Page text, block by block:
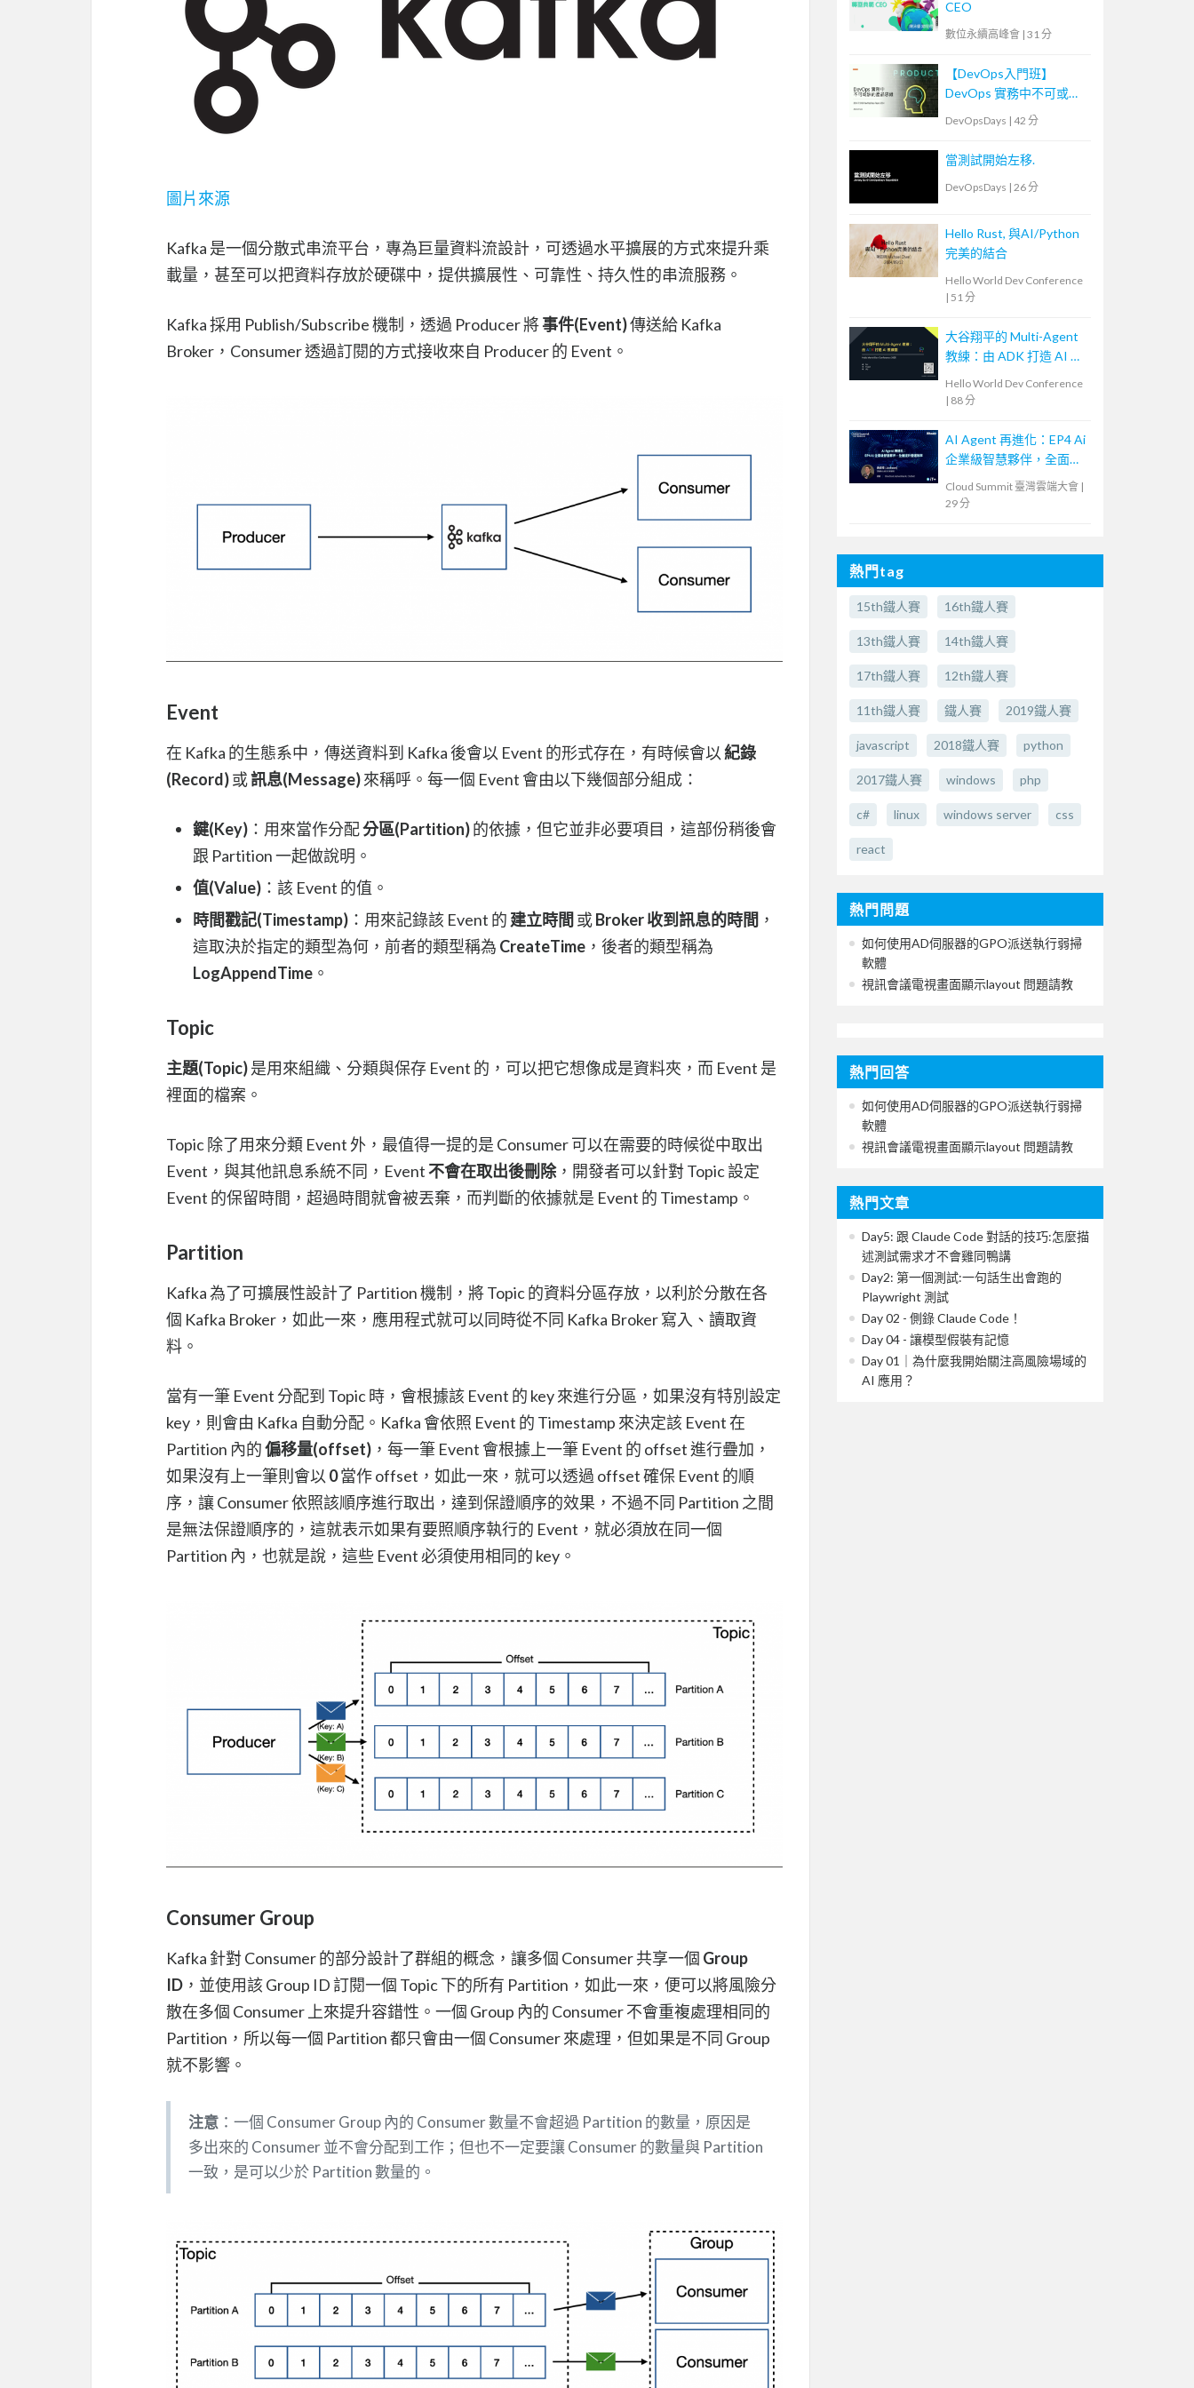
圖片來源
Kafka 是一個分散式串流平台，專為巨量資料流設計，可透過水平擴展的方式來提升乘
載量，甚至可以把資料存放於硬碟中，提供擴展性、可靠性、持久性的串流服務。
Kafka 採用 Publish/Subscribe 機制，透過 Producer 將事件(Event)傳送給 Kafka
Broker，Consumer 透過訂閱的方式接收來自 Producer 的 Event。
Event
在 Kafka 的生態系中，傳送資料到 Kafka 後會以 Event 的形式存在，有時候會以 紀錄
(Record)或訊息(Message)來稱呼。每一個 Event 會由以下幾個部分組成：
鍵(Key) ：用來當作分配分區(Partition)的依據，但它並非必要項目，這部份稍後會
跟 Partition 一起做說明。
值(Value) ：該 Event 的值。
時間戳記(Timestamp) ：用來記錄該 Event 的 建立時間 或Broker 收到訊息的時間 ，
這取決於指定的類型為何，前者的類型稱為 CreateTime ，後者的類型稱為
LogAppendTime 。
Topic
主題(Topic)是用來組織、分類與保存 Event 的，可以把它想像成是資料夾，而 Event 是
裡面的檔案。
Topic 除了用來分類 Event 外，最值得一提的是 Consumer 可以在需要的時候從中取出
Event，與其他訊息系統不同，Event不會在取出後刪除，開發者可以針對 Topic 設定
Event 的保留時間，超過時間就會被丟棄，而判斷的依據就是 Event 的 Timestamp。
Partition
Kafka 為了可擴展性設計了 Partition 機制，將 Topic 的資料分區存放，以利於分散在各
個 Kafka Broker，如此一來，應用程式就可以同時從不同 Kafka Broker 寫入、讀取資
料。
當有一筆 Event 分配到 Topic 時，會根據該 Event 的 key 來進行分區，如果沒有特別設定
key，則會由 Kafka 自動分配。Kafka 會依照 Event 的 Timestamp 來決定該 Event 在
Partition 內的偏移量(offset) ，每一筆 Event 會根據上一筆 Event 的 offset 進行疊加，
如果沒有上一筆則會以 0當作 offset，如此一來，就可以透過 offset 確保 Event 的順
序，讓 Consumer 依照該順序進行取出，達到保證順序的效果，不過不同 Partition 之間
是無法保證順序的，這就表示如果有要照順序執行的 Event，就必須放在同一個
Partition 內，也就是說，這些 Event 必須使用相同的 key。
Consumer Group
Kafka 針對 Consumer 的部分設計了群組的概念，讓多個 Consumer 共享一個 Group
ID ，並使用該 Group ID 訂閱一個 Topic 下的所有 Partition，如此一來，便可以將風險分
散在多個 Consumer 上來提升容錯性。一個 Group 內的 Consumer 不會重複處理相同的
Partition，所以每一個 Partition 都只會由一個 Consumer 來處理，但如果是不同 Group
就不影響。
注意 ：一個 Consumer Group 內的 Consumer 數量不會超過 Partition 的數量，原因是
多出來的 Consumer 並不會分配到工作；但也不一定要讓 Consumer 的數量與 Partition
一致，是可以少於 Partition 數量的。
CEO
數位永續高峰會 | 31 分
【DevOps入門班】
DevOps 實務中不可或缺
DevOpsDays | 42 分
當測試開始左移.
DevOpsDays | 26 分
Hello Rust, 與AI/Python
完美的結合
Hello World Dev Conference
| 51 分
大谷翔平的 Multi-Agent
教練：由 ADK 打造 AI 教
Hello World Dev Conference
| 88 分
AI Agent 再進化：EP4 Ai
企業級智慧夥伴，全面提
Cloud Summit 臺灣雲端大會 |
29 分
熱門tag
15th鐵人賽 16th鐵人賽
13th鐵人賽 14th鐵人賽
17th鐵人賽 12th鐵人賽
11th鐵人賽 鐵人賽 2019鐵人賽
javascript 2018鐵人賽 python
2017鐵人賽 windows php
c# linux windows server css
react
熱門問題
如何使用AD伺服器的GPO派送執行弱掃
軟體
視訊會議電視畫面顯示layout 問題請教
熱門回答
如何使用AD伺服器的GPO派送執行弱掃
軟體
視訊會議電視畫面顯示layout 問題請教
熱門文章
Day5: 跟 Claude Code 對話的技巧:怎麼描
述測試需求才不會雞同鴨講
Day2: 第一個測試:一句話生出會跑的
Playwright 測試
Day 02 - 側錄 Claude Code！
Day 04 - 讓模型假裝有記憶
Day 01｜為什麼我開始關注高風險場域的
AI 應用？